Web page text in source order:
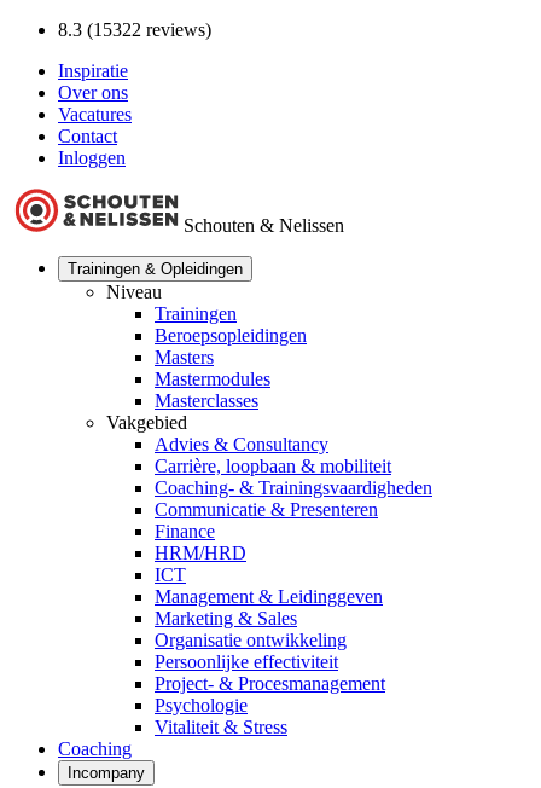
8.3 (15322 reviews)
Inspiratie
Over ons
Vacatures
Contact
Inloggen
Schouten & Nelissen
Trainingen & Opleidingen
Niveau
Trainingen
Beroepsopleidingen
Masters
Mastermodules
Masterclasses
Vakgebied
Advies & Consultancy
Carrière, loopbaan & mobiliteit
Coaching- & Trainingsvaardigheden
Communicatie & Presenteren
Finance
HRM/HRD
ICT
Management & Leidinggeven
Marketing & Sales
Organisatie ontwikkeling
Persoonlijke effectiviteit
Project- & Procesmanagement
Psychologie
Vitaliteit & Stress
Coaching
Incompany